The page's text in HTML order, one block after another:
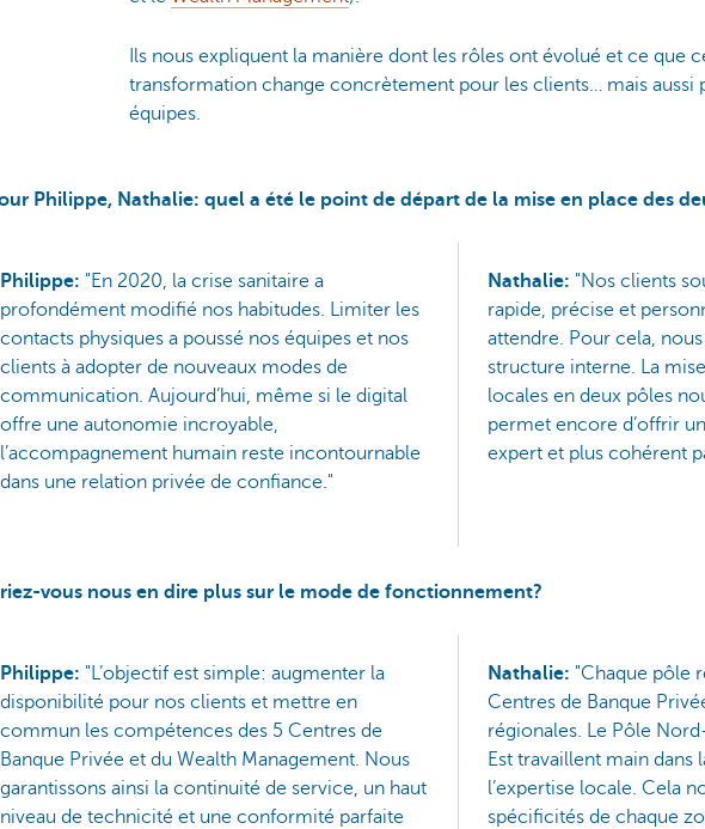
Ils nous expliquent la manière dont les rôles ont évolué et ce que
transformation change concrètement pour les clients… mais aussi
équipes.
Philippe, Nathalie: quel a été le point de départ de la mise en place des
Philippe: "En 2020, la crise sanitaire a
profondément modifié nos habitudes. Limiter les
contacts physiques a poussé nos équipes et nos
clients à adopter de nouveaux modes de
communication. Aujourd’hui, même si le digital
offre une autonomie incroyable,
l’accompagnement humain reste incontournable
dans une relation privée de confiance."
Nathalie: "Nos clients
rapide, précise et
attendre. Pour cela,
structure interne. La
locales en deux pôles
permet encore d’offrir
expert et plus cohérent
vous nous en dire plus sur le mode de fonctionnement?
Philippe: "L’objectif est simple: augmenter la
disponibilité pour nos clients et mettre en
commun les compétences des 5 Centres de
Banque Privée et du Wealth Management. Nous
garantissons ainsi la continuité de service, un haut
niveau de technicité et une conformité parfaite
Nathalie: "Chaque pôle
Centres de Banque
régionales. Le Pôle
Est travaillent main dans
l’expertise locale. Cela
spécificités de chaque